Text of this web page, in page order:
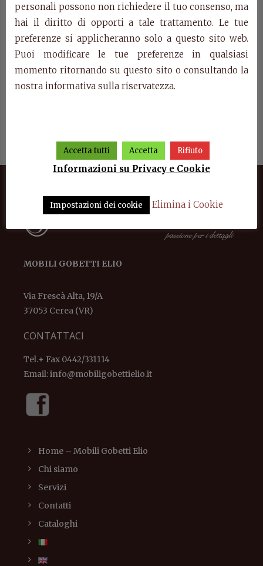
MOBILI GOBETTI ELIO
Via Frescà Alta, 19/A
37053 Cerea (VR)
CONTATTACI
Tel.+ Fax 0442/331114
Email:info@mobiligobettielio.it
Home – Mobili Gobetti Elio
Chi siamo
Servizi
Contatti
Cataloghi
personali possono non richiedere il tuo consenso, ma
hai il diritto di opporti a tale trattamento. Le tue
preferenze si applicheranno solo a questo sito web.
Puoi modificare le tue preferenze in qualsiasi
momento ritornando su questo sito o consultando la
nostra informativa sulla riservatezza.
Accetta tutti Accetta Rifiuto
Informazioni su Privacy e Cookie
Impostazioni dei cookie Elimina i Cookie